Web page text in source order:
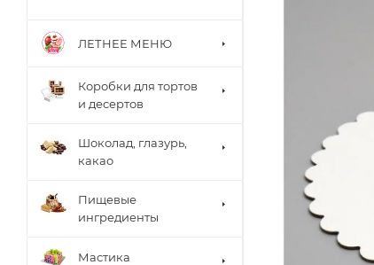
ЛЕТНЕЕ МЕНЮ
Коробки для тортов
и десертов
Шоколад, глазурь,
какао
Пищевые
ингредиенты
Мастика